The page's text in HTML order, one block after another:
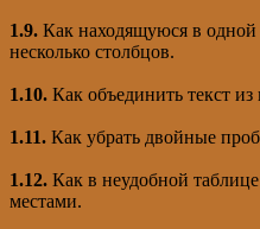
1.9. Как находящуюся в
несколько столбцов.
1.10. Как объединить текст из
1.11. Как убрать двойные
1.12. Как в неудобной
местами.